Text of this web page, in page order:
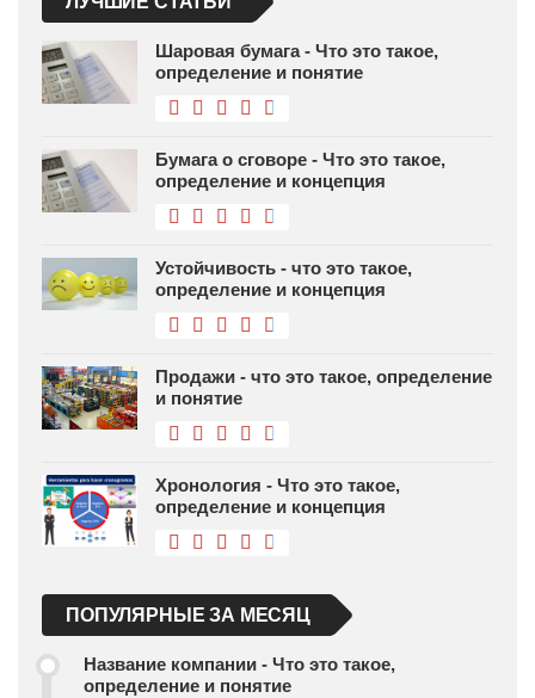
Шаровая бумага - Что это такое,
определение и понятие
Бумага о сговоре - Что это такое,
определение и концепция
Устойчивость - что это такое,
определение и концепция
Продажи - что это такое, определение
и понятие
Хронология - Что это такое,
определение и концепция
ПОПУЛЯРНЫЕ ЗА МЕСЯЦ
Название компании - Что это такое,
определение и понятие